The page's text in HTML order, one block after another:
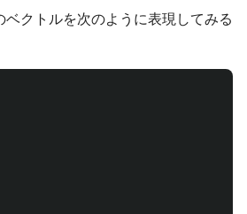
ベクトルを次のように表現してみる